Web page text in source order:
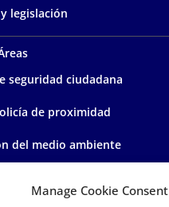
Manage Cookie Consent
legislación
seguridad ciudadana
de proximidad
del medio ambiente